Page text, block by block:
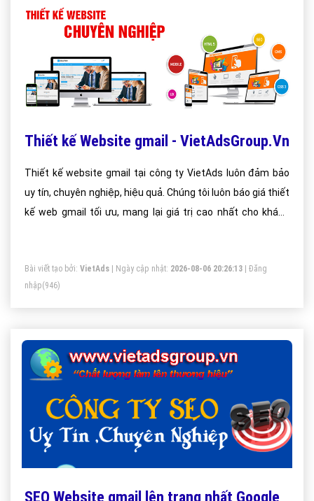
Thiết kế Website gmail - VietAdsGroup.Vn
Thiết kế website gmail tại công ty VietAds luôn đảm bảo
uy tín, chuyên nghiệp, hiệu quả. Chúng tôi luôn báo giá thiết
kế web gmail tối ưu, mang lại giá trị cao nhất cho khách
Bài viết tạo bởi: VietAds | Ngày cập nhật: 2026-08-06 20:26:13
Đăng
nhập(946)
SEO Website gmail lên trang nhất Google